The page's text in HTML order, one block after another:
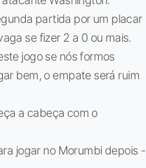
partida por um placar
se fizer 2 a 0 ou mais.
jogo se nós formos
bem, o empate será ruim
a cabeça com o
jogar no Morumbi depois -